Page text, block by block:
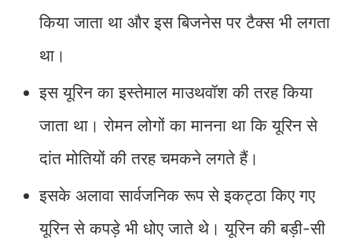
किया जाता था और इस बिजनेस पर टैक्स भी लगता
था।
इस यूरिन का इस्तेमाल माउथवॉश की तरह किया
जाता था। रोमन लोगों का मानना था कि यूरिन से
दांत मोतियों की तरह चमकने लगते हैं।
इसके अलावा सार्वजनिक रूप से इकट्ठा किए गए
यूरिन से कपड़े भी धोए जाते थे। यूरिन की बड़ी-सी